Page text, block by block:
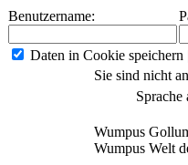
Benutzername:
Daten in Cookie speichern
Sie sind nicht
Sprache
Wumpus
Wumpus Welt